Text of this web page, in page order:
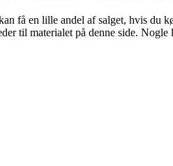
få en lille andel af salget, hvis du
til materialet på denne side.